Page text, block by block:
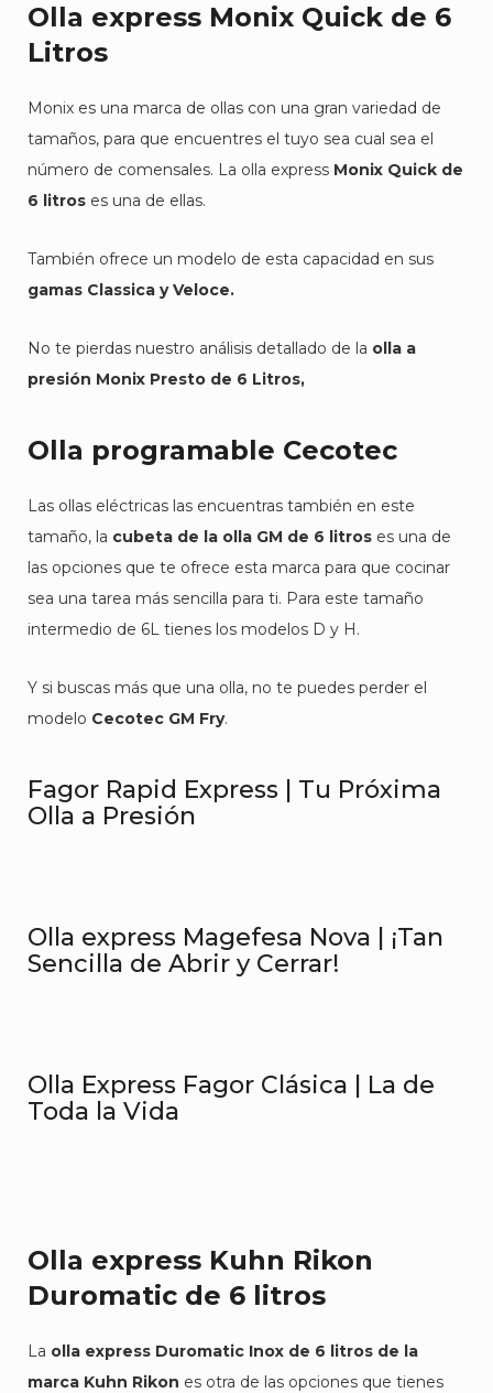
Olla express Monix Quick de 6
Litros
Monix es una marca de ollas con una gran variedad de
tamaños, para que encuentres el tuyo sea cual sea el
número de comensales. La olla express Monix Quick de
6 litros es una de ellas.
También ofrece un modelo de esta capacidad en sus
gamas Classica y Veloce.
No te pierdas nuestro análisis detallado de la olla a
presión Monix Presto de 6 Litros,
Olla programable Cecotec
Las ollas eléctricas las encuentras también en este
tamaño, la cubeta de la olla GM de 6 litros es una de
las opciones que te ofrece esta marca para que cocinar
sea una tarea más sencilla para ti. Para este tamaño
intermedio de 6L tienes los modelos D y H.
Y si buscas más que una olla, no te puedes perder el
modelo Cecotec GM Fry.
Fagor Rapid Express | Tu Próxima
Olla a Presión
Olla express Magefesa Nova | ¡Tan
Sencilla de Abrir y Cerrar!
Olla Express Fagor Clásica | La de
Toda la Vida
Olla express Kuhn Rikon
Duromatic de 6 litros
La olla express Duromatic Inox de 6 litros de la
marca Kuhn Rikon es otra de las opciones que tienes